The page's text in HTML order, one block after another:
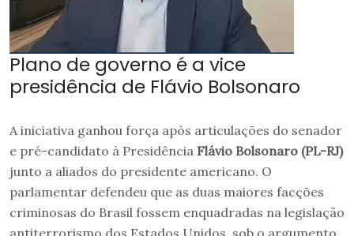
Plano de governo é a vice
presidência de Flávio Bolsonaro
A iniciativa ganhou força após articulações do senador
e pré-candidato à Presidência Flávio Bolsonaro (PL-RJ)
junto a aliados do presidente americano. O
parlamentar defendeu que as duas maiores facções
criminosas do Brasil fossem enquadradas na legislação